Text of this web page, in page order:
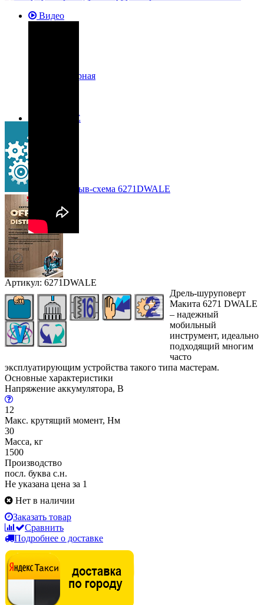
Видео
Взрыв-схема 6271DWALE
Артикул: 6271DWALE
Дрель-шуруповерт
Макита 6271 DWALE
– надежный
мобильный
инструмент, идеально
подходящий многим
часто
эксплуатирующим устройства такого типа мастерам.
Основные характеристики
Напряжение аккумулятора, В
12
Макс. крутящий момент, Нм
30
Масса, кг
1500
Производство
посл. буква с.н.
Не указана цена за 1
Нет в наличии
Заказать товар
Сравнить
Подробнее о доставке